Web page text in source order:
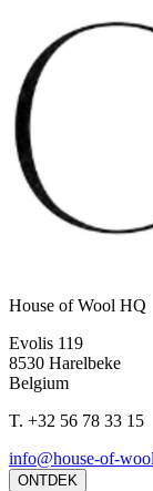
House of Wool HQ
Evolis 119
8530 Harelbeke
Belgium
T. +32 56 78 33 15
info@house-of-
ONTDEK